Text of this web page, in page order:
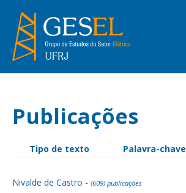
Publicações
Tipo de texto Palavra-chave
Nivalde de Castro - (609) publicações